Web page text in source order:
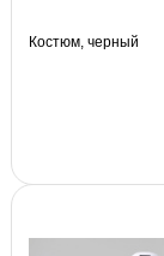
Костюм, черный